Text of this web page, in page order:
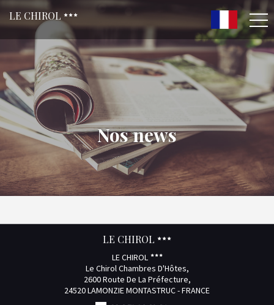
LE CHIROL
Nos news
LE CHIROL
LE CHIROL
Le Chirol Chambres D'Hôtes,
2600 Route De La Préfecture,
24520 LAMONZIE MONTASTRUC - FRANCE